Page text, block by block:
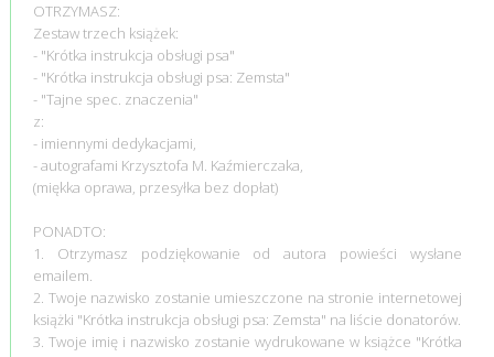
OTRZYMASZ:
Zestaw trzech książek:
- "Krótka instrukcja obsługi psa"
- "Krótka instrukcja obsługi psa: Zemsta"
- "Tajne spec. znaczenia"
z:
- imiennymi dedykacjami,
- autografami Krzysztofa M. Kaźmierczaka,
(miękka oprawa, przesyłka bez dopłat)
PONADTO:
1. Otrzymasz podziękowanie od autora powieści wysłane
emailem.
2. Twoje nazwisko zostanie umieszczone na stronie internetowej
książki "Krótka instrukcja obsługi psa: Zemsta" na liście donatorów.
3. Twoje imię i nazwisko zostanie wydrukowane w książce "Krótka